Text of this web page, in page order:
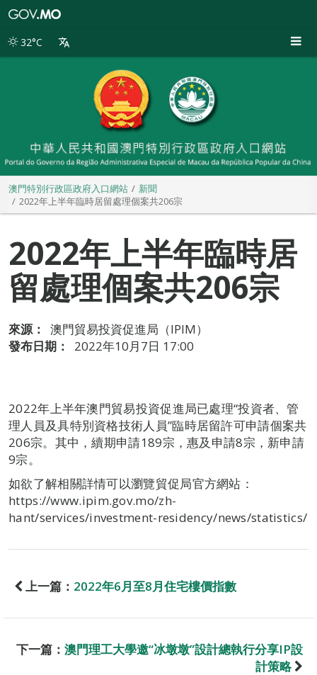
別
32°C
澳門特別行政區政府入口網站
新聞
2022年上半年臨時居留處理個案共206宗
2022年上半年臨時居
留處理個案共206宗
來源：
澳門貿易投資促進局（IPIM）
發布日期：
2022年10月7日 17:00
2022年上半年澳門貿易投資促進局已處理“投資者、管
理人員及具特別資格技術人員”臨時居留許可申請個案共
206宗。其中，續期申請189宗，惠及申請8宗，新申請
9宗。
如欲了解相關詳情可以瀏覽貿促局官方網站：
https://www.ipim.gov.mo/zh-
hant/services/investment-residency/news/statistics/
上一篇： 2022年6月至8月住宅樓價指數
下一篇： 澳門理工大學邀“冰墩墩”設計總執行分享IP設
計策略